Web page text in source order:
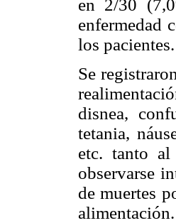
en 2/30
enfermedad
los pacientes.
Se
disnea,
tetania,
etc. tanto
observarse
de muertes
alimentación.